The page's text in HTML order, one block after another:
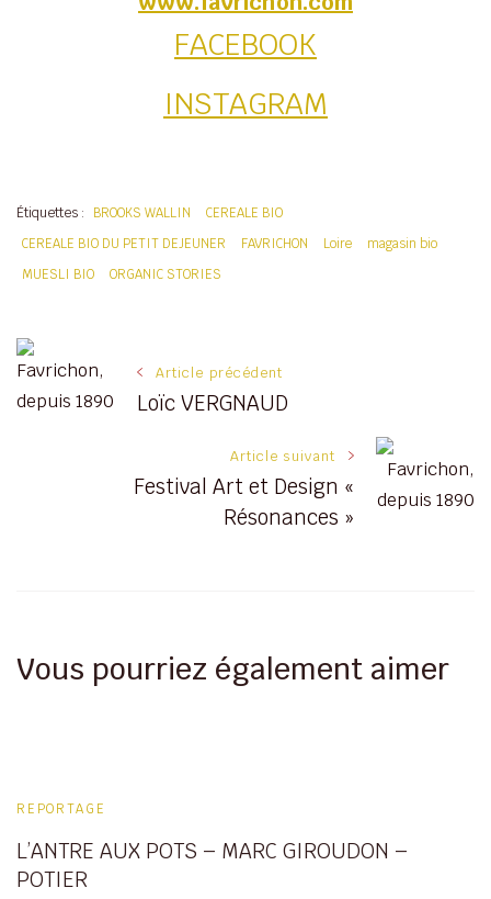
FACEBOOK
INSTAGRAM
Étiquettes : BROOKS WALLIN
CEREALE BIO
CEREALE BIO DU PETIT DEJEUNER
FAVRICHON Loire
magasin bio
MUESLI BIO
ORGANIC STORIES
Navigation
des
articles
Article précédent
Loïc VERGNAUD
Article suivant
Festival Art et Design «
Résonances »
Vous pourriez également aimer
REPORTAGE
L’ANTRE AUX POTS – MARC GIROUDON –
POTIER